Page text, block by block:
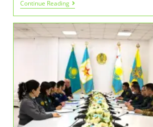
Continue ReadingАқтөбеде
Өткен
Халықаралық
Инвестициялық
Форум
20
Елден
Қатысушылардың
Басын
Қосты